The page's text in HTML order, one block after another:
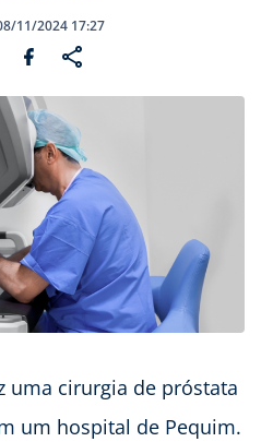
11/2024 17:27
uma cirurgia de próstata
um hospital de Pequim.